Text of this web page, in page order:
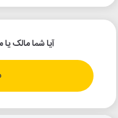
آیا شما مالک